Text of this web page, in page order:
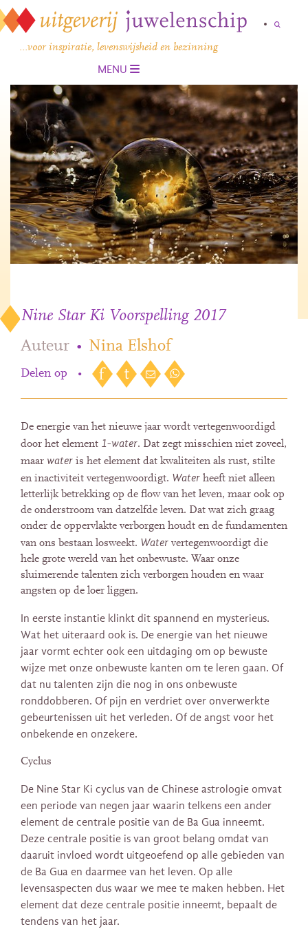
…voor inspiratie, levenswijsheid en bezinning
MENU
Nine Star Ki Voorspelling 2017
Auteur • Nina Elshof
Delen op •
De energie van het nieuwe jaar wordt vertegenwoordigd
door het element 1-water. Dat zegt misschien niet zoveel,
maar water is het element dat kwaliteiten als rust, stilte
en inactiviteit vertegenwoordigt. Water heeft niet alleen
letterlijk betrekking op de flow van het leven, maar ook op
de onderstroom van datzelfde leven. Dat wat zich graag
onder de oppervlakte verborgen houdt en de fundamenten
van ons bestaan losweekt. Water vertegenwoordigt die
hele grote wereld van het onbewuste. Waar onze
sluimerende talenten zich verborgen houden en waar
angsten op de loer liggen.
In eerste instantie klinkt dit spannend en mysterieus.
Wat het uiteraard ook is. De energie van het nieuwe
jaar vormt echter ook een uitdaging om op bewuste
wijze met onze onbewuste kanten om te leren gaan. Of
dat nu talenten zijn die nog in ons onbewuste
ronddobberen. Of pijn en verdriet over onverwerkte
gebeurtenissen uit het verleden. Of de angst voor het
onbekende en onzekere.
Cyclus
De Nine Star Ki cyclus van de Chinese astrologie omvat
een periode van negen jaar waarin telkens een ander
element de centrale positie van de Ba Gua inneemt.
Deze centrale positie is van groot belang omdat van
daaruit invloed wordt uitgeoefend op alle gebieden van
de Ba Gua en daarmee van het leven. Op alle
levensaspecten dus waar we mee te maken hebben. Het
element dat deze centrale positie inneemt, bepaalt de
tendens van het jaar.